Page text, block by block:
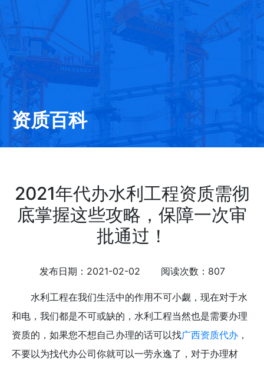
资质百科
2021年代办水利工程资质需彻
底掌握这些攻略，保障一次审
批通过！
发布日期：2021-02-02 阅读次数：807
水利工程在我们生活中的作用不可小觑，现在对于水
和电，我们都是不可或缺的，水利工程当然也是需要办理
资质的，如果您不想自己办理的话可以找广西资质代办 ，
不要以为找代办公司你就可以一劳永逸了，对于办理材